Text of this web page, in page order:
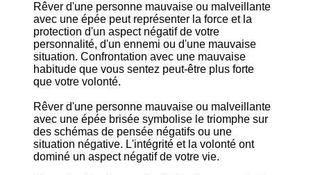
Rêver d'une personne mauvaise ou malveillante
avec une épée peut représenter la force et la
protection d'un aspect négatif de votre
personnalité, d'un ennemi ou d'une mauvaise
situation. Confrontation avec une mauvaise
habitude que vous sentez peut-être plus forte
que votre volonté.
Rêver d'une personne mauvaise ou malveillante
avec une épée brisée symbolise le triomphe sur
des schémas de pensée négatifs ou une
situation négative. L'intégrité et la volonté ont
dominé un aspect négatif de votre vie.